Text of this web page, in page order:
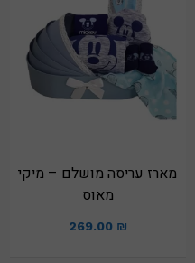
מארז עריסה מושלם – מיקי
מאוס
269.00 ₪